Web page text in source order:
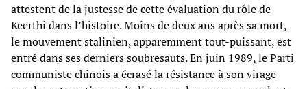
attestent de la justesse de cette évaluation du rôle de
Keerthi dans l’histoire. Moins de deux ans après sa mort,
le mouvement stalinien, apparemment tout-puissant, est
entré dans ses derniers soubresauts. En juin 1989, le Parti
communiste chinois a écrasé la résistance à son virage